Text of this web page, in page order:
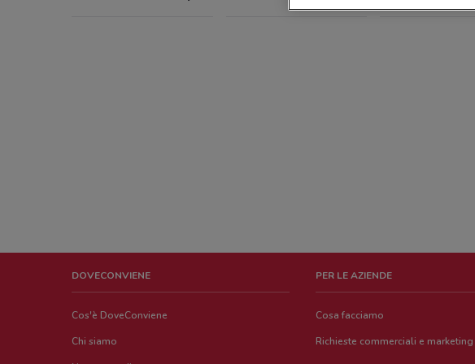
DOVECONVIENE
Cos'è DoveConviene
Chi siamo
PER LE AZIENDE
Cosa facciamo
Richieste commerciali e marketing